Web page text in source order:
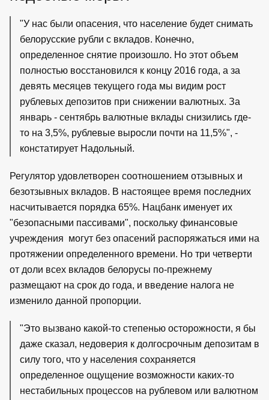
"У нас были опасения, что население будет снимать
белорусские рубли с вкладов. Конечно,
определенное снятие произошло. Но этот объем
полностью восстановился к концу 2016 года, а за
девять месяцев текущего года мы видим рост
рублевых депозитов при снижении валютных. За
январь - сентябрь валютные вклады снизились где-
то на 3,5%, рублевые выросли почти на 11,5%", -
констатирует Надольный.
Регулятор удовлетворен соотношением отзывных и
безотзывных вкладов. В настоящее время последних
насчитывается порядка 65%. Нацбанк именует их
"безопасными пассивами", поскольку финансовые
учреждения могут без опасений распоряжаться ими на
протяжении определенного времени. Но три четверти
от доли всех вкладов белорусы по-прежнему
размещают на срок до года, и введение налога не
изменило данной пропорции.
"Это вызвано какой-то степенью осторожности, я бы
даже сказал, недоверия к долгосрочным депозитам в
силу того, что у населения сохраняется
определенное ощущение возможности каких-то
нестабильных процессов на рублевом или валютном